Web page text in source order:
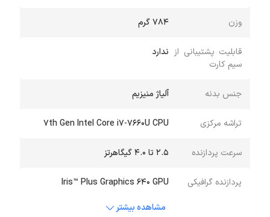
وزن 784 گرم
قابلیت پشتیبانی از
سیم کارت
ندارد
جنس بدنه آلیاژ منیزیم
تراشه مرکزی 7th Gen Intel Core i7-7660U CPU
سرعت پردازنده 2.5 تا 4.0 گیگاهرتز
پردازنده گرافیکی
Iris™ Plus Graphics 640 GPU
مشاهده بیشتر